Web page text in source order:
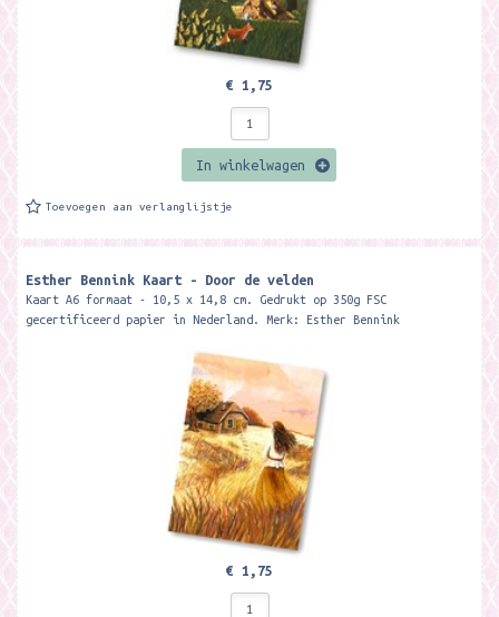
€ 1,75
In winkelwagen
Toevoegen aan verlanglijstje
Esther Bennink Kaart - Door de velden
Kaart A6 formaat - 10,5 x 14,8 cm. Gedrukt op 350g FSC
gecertificeerd papier in Nederland. Merk: Esther Bennink
€ 1,75